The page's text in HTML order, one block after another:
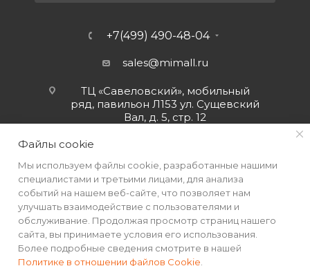
+7(499) 490-48-04
sales@mimall.ru
ТЦ «Савеловский», мобильный
ряд, павильон Л153 ул. Сущевский
Вал, д. 5, стр. 12
Файлы cookie
Мы используем файлы cookie, разработанные нашими
специалистами и третьими лицами, для анализа
событий на нашем веб-сайте, что позволяет нам
улучшать взаимодействие с пользователями и
обслуживание. Продолжая просмотр страниц нашего
сайта, вы принимаете условия его использования.
Более подробные сведения смотрите в нашей
Политике в отношении файлов Cookie